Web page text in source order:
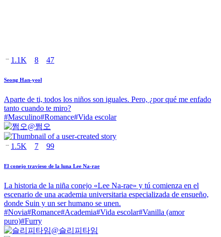
1.1K 8 47
Seong Han-yeol
Aparte de ti, todos los niños son iguales. Pero, ¿por qué me enfado
tanto cuando te miro?
#Masculino#Romance#Vida escolar
@쩜오
1.5K 7 99
El conejo travieso de la luna Lee Na-rae
La historia de la niña conejo «Lee Na-rae» y tú comienza en el
escenario de una academia universitaria especializada de ensueño,
donde Suin y un ser humano se unen.
#Novia#Romance#Academia#Vida escolar#Vanilla (amor
puro)#Furry
@슬리피타임